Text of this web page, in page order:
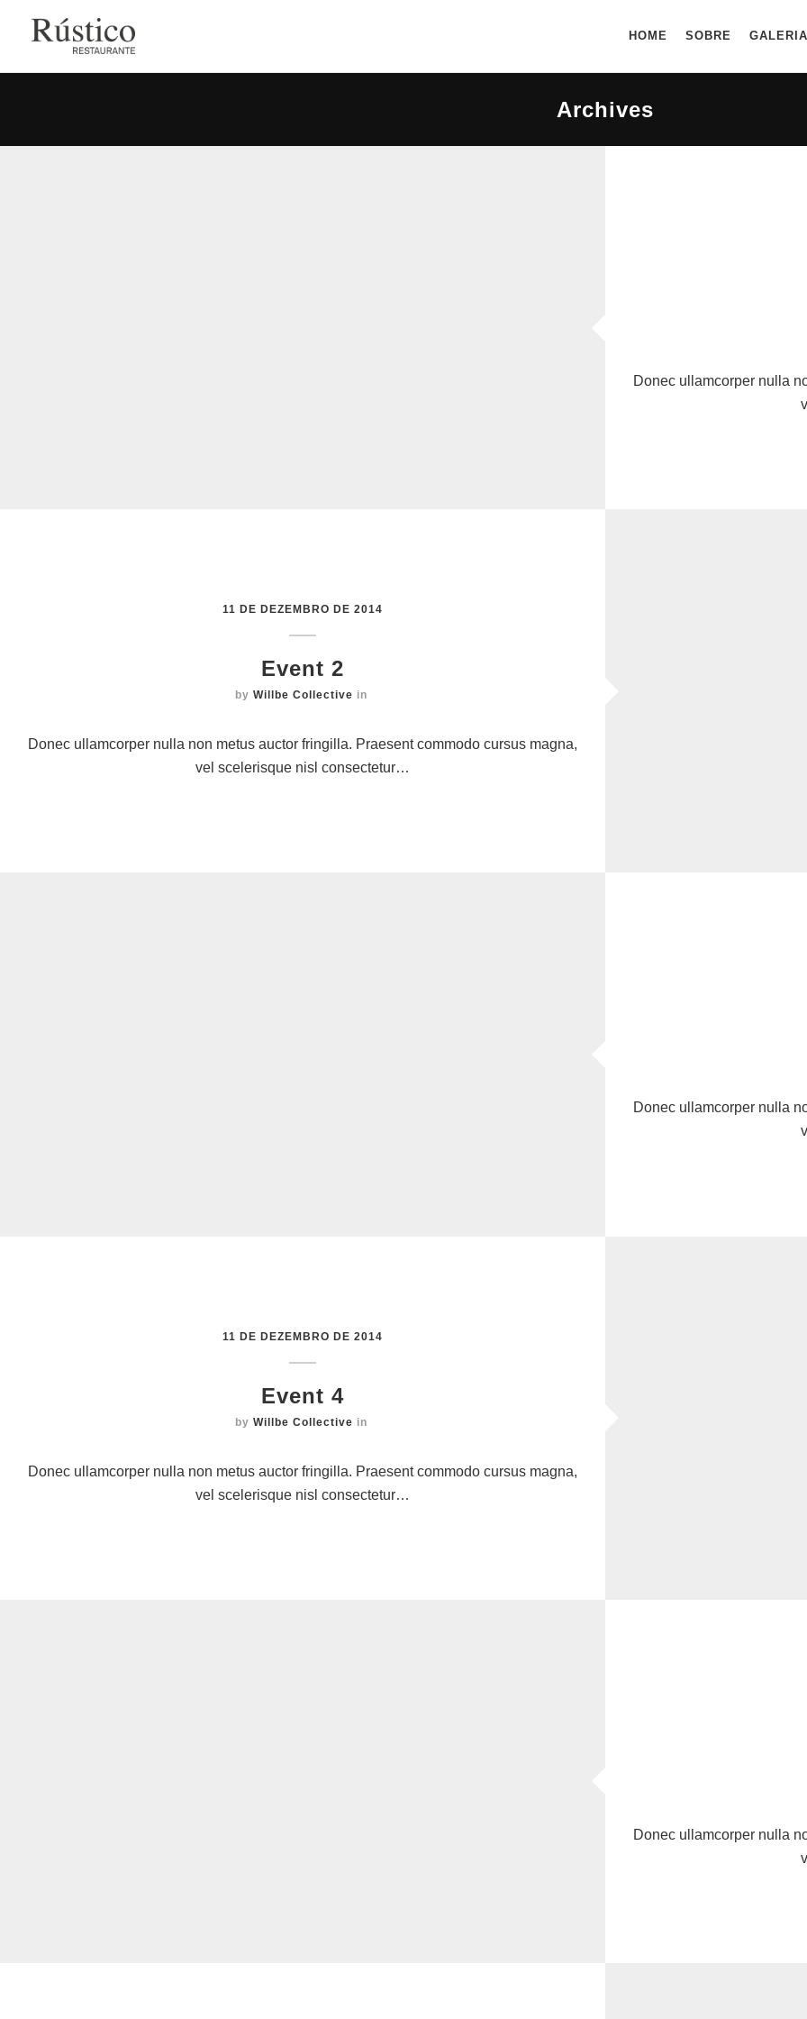
HOME SOBRE GALERIA
Archives
Donec ullamcorper nulla
11 DE DEZEMBRO DE 2014
Event 2
by Willbe Collective in
Donec ullamcorper nulla non metus auctor fringilla. Praesent commodo cursus magna,
vel scelerisque nisl consectetur…
Donec ullamcorper nulla
11 DE DEZEMBRO DE 2014
Event 4
by Willbe Collective in
Donec ullamcorper nulla non metus auctor fringilla. Praesent commodo cursus magna,
vel scelerisque nisl consectetur…
Donec ullamcorper nulla